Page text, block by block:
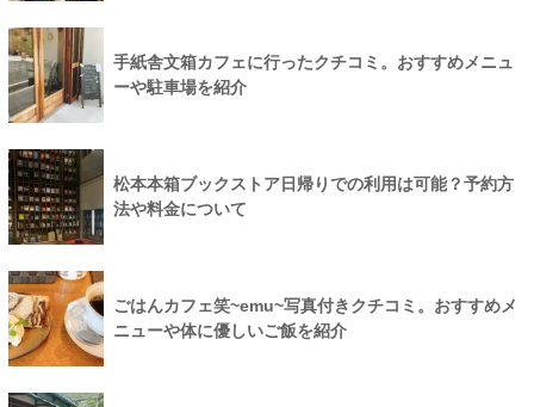
手紙舎文箱カフェに行ったクチコミ。おすすめメニュ
ーや駐車場を紹介
松本本箱ブックストア日帰りでの利用は可能？予約方
法や料金について
ごはんカフェ笑~emu~写真付きクチコミ。おすすめメ
ニューや体に優しいご飯を紹介